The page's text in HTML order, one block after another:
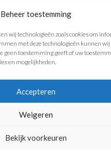
Beheer toestemming
wij technologieën zoals cookies om
met deze technologieën kunnen
geen toestemming geeft of uw
en mogelijkheden.
Accepteren
Weigeren
Bekijk voorkeuren